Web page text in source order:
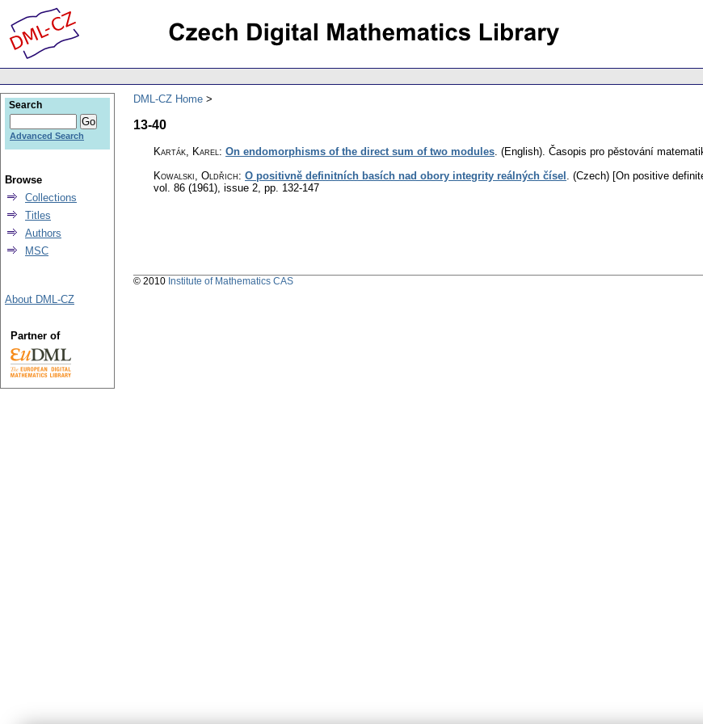
DML-CZ Home
13-40
Karták, Karel : On endomorphisms of the direct sum of two modules (English). Časopis pro pěstování
Kowalski, Oldřich: O positivně definitních basích nad obory integrity reálných čísel (Czech) [On positive
vol. 86 (1961), issue 2 pp. 132-147
Search
Advanced Search
Browse
Collections
Titles
Authors
MSC
About DML-CZ
Partner of
© 2010 Institute of Mathematics CAS